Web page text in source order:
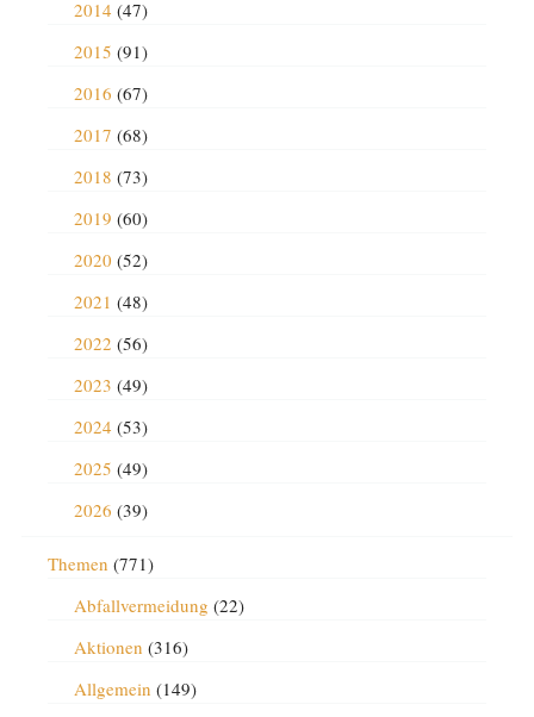
2014 (47)
2015 (91)
2016 (67)
2017 (68)
2018 (73)
2019 (60)
2020 (52)
2021 (48)
2022 (56)
2023 (49)
2024 (53)
2025 (49)
2026 (39)
Themen (771)
Abfallvermeidung (22)
Aktionen (316)
Allgemein (149)